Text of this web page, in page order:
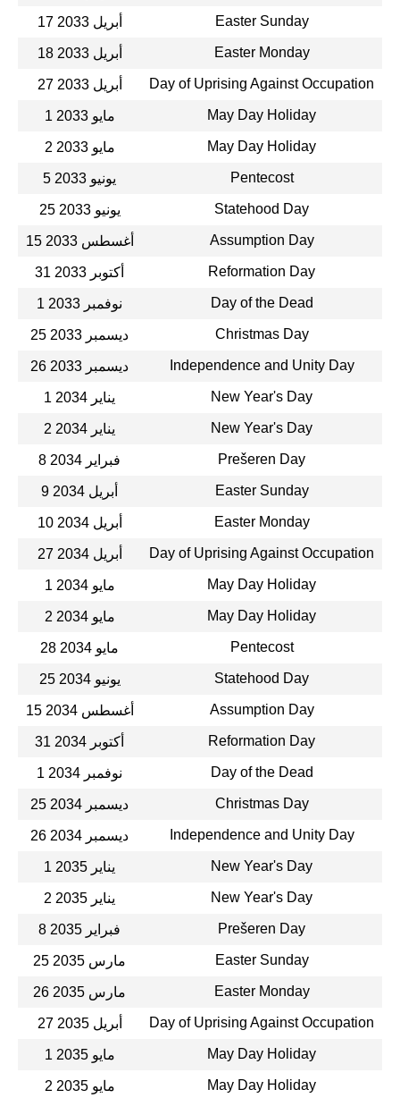
17 أبريل 2033 Easter Sunday
18 أبريل 2033 Easter Monday
27 أبريل 2033 Day of Uprising Against Occupation
1 مايو 2033 May Day Holiday
2 مايو 2033 May Day Holiday
5 يونيو 2033 Pentecost
25 يونيو 2033 Statehood Day
15 أغسطس 2033 Assumption Day
31 أكتوبر 2033 Reformation Day
1 نوفمبر 2033 Day of the Dead
25 ديسمبر 2033 Christmas Day
26 ديسمبر 2033 Independence and Unity Day
1 يناير 2034 New Year's Day
2 يناير 2034 New Year's Day
8 فبراير 2034 Prešeren Day
9 أبريل 2034 Easter Sunday
10 أبريل 2034 Easter Monday
27 أبريل 2034 Day of Uprising Against Occupation
1 مايو 2034 May Day Holiday
2 مايو 2034 May Day Holiday
28 مايو 2034 Pentecost
25 يونيو 2034 Statehood Day
15 أغسطس 2034 Assumption Day
31 أكتوبر 2034 Reformation Day
1 نوفمبر 2034 Day of the Dead
25 ديسمبر 2034 Christmas Day
26 ديسمبر 2034 Independence and Unity Day
1 يناير 2035 New Year's Day
2 يناير 2035 New Year's Day
8 فبراير 2035 Prešeren Day
25 مارس 2035 Easter Sunday
26 مارس 2035 Easter Monday
27 أبريل 2035 Day of Uprising Against Occupation
1 مايو 2035 May Day Holiday
2 مايو 2035 May Day Holiday